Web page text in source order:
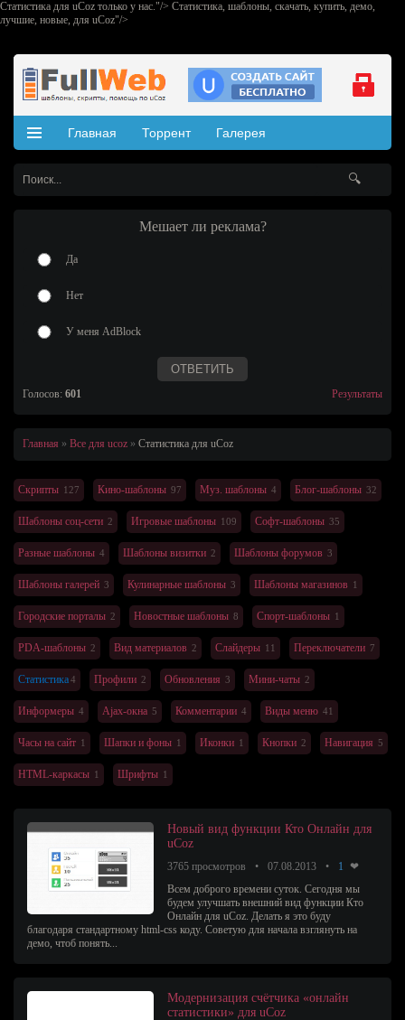
Статистика для uCoz только у нас."/> Статистика, шаблоны, скачать, купить, демо,
лучшие, новые, для uCoz"/>
Главная Торрент Галерея
Мешает ли реклама?
Да
Нет
У меня AdBlock
Голосов: 601 Результаты
Главная Все для ucoz Статистика для uCoz
Скрипты 127 Кино-шаблоны 97 Муз. шаблоны 4 Блог-шаблоны 32
Шаблоны соц-сети 2 Игровые шаблоны 109 Софт-шаблоны 35
Разные шаблоны 4 Шаблоны визитки 2 Шаблоны форумов 3
Шаблоны галерей 3 Кулинарные шаблоны 3 Шаблоны магазинов 1
Городские порталы 2 Новостные шаблоны 8 Спорт-шаблоны 1
PDA-шаблоны 2 Вид материалов 2 Слайдеры 11 Переключатели 7
Статистика4 Профили 2 Обновления 3 Мини-чаты 2
Информеры 4 Ajax-окна 5 Комментарии 4 Виды меню 41
Часы на сайт 1 Шапки и фоны 1 Иконки 1 Кнопки 2 Навигация 5
HTML-каркасы 1 Шрифты 1
Новый вид функции Кто Онлайн для
uCoz
3765 просмотров 07.08.2013
1
Всем доброго времени суток. Сегодня мы
будем улучшать внешний вид функции Кто
Онлайн для uCoz. Делать я это буду
благодаря стандартному html-css коду. Советую для начала взглянуть на
демо, чтоб понять...
Модернизация счётчика «онлайн
статистики» для uCoz